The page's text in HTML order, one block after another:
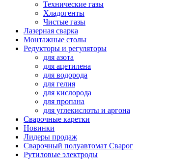
Технические газы
Хладогенты
Чистые газы
Лазерная сварка
Монтажные столы
Редукторы и регуляторы
для азота
для ацетилена
для водорода
для гелия
для кислорода
для пропана
для углекислоты и аргона
Сварочные каретки
Новинки
Лидеры продаж
Сварочный полуавтомат Сварог
Рутиловые электроды